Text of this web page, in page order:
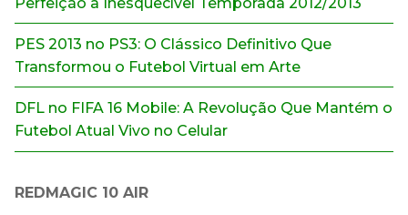
PES 2013 no PS3: O Clássico Definitivo Que
Transformou o Futebol Virtual em Arte
DFL no FIFA 16 Mobile: A Revolução Que Mantém o
Futebol Atual Vivo no Celular
REDMAGIC 10 AIR